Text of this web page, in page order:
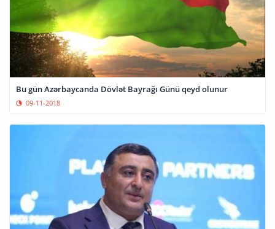
Bu gün Azərbaycanda Dövlət Bayrağı Günü qeyd olunur
09-11-2018